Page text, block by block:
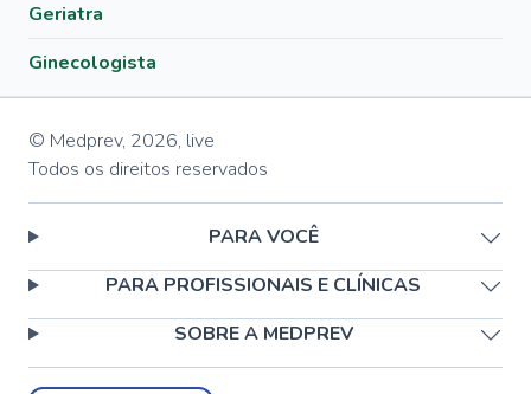
Geriatra
Ginecologista
© Medprev, 2026, live
Todos os direitos reservados
PARA VOCÊ
PARA PROFISSIONAIS E CLÍNICAS
SOBRE A MEDPREV